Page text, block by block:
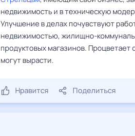
недвижимость и в техническую
Улучшение в делах почувствуют
недвижимостью, жилищно-
продуктовых магазинов.
могут вырасти.
Нравится Поделиться